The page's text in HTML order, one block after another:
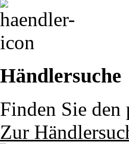
Händlersuche
Finden Sie den
Zur